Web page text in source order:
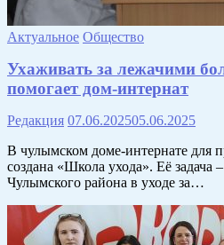
Актуальное Общество
Ухаживать за лежачими
помогает дом-интернат
Редакция 07.06.202505.06.2025
В чулымском доме-интернате для
создана «Школа ухода». Её задача
Чулымского района в уходе за…